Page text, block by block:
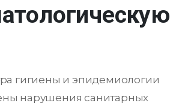
гигиены и эпидемиологии
нарушения санитарных